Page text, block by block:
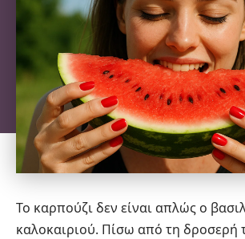
Το καρπούζι δεν είναι απλώς ο
καλοκαιριού. Πίσω από τη δροσερή